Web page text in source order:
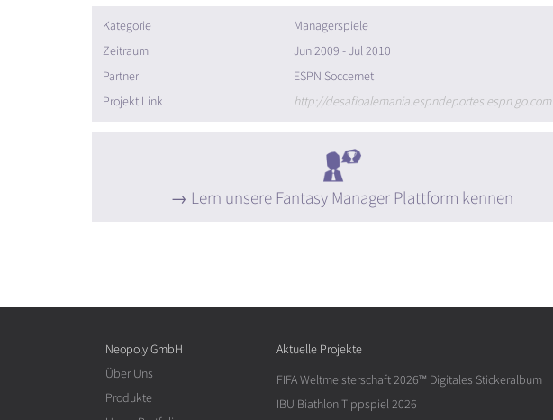
Kategorie
Managerspiele
Zeitraum
Jun 2009 - Jul 2010
Partner
ESPN Soccernet
Projekt Link
http://desafioalemania.espndeportes.espn.go.com
Lern unsere Fantasy Manager Plattform kennen
Neopoly GmbH
Über Uns
Produkte
Aktuelle Projekte
FIFA Weltmeisterschaft 2026™ Digitales Stickeralbum
IBU Biathlon Tippspiel 2026